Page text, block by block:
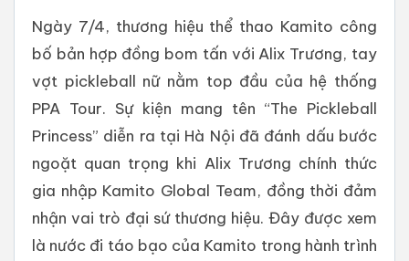
Ngày 7/4, thương hiệu thể thao Kamito công
bố bản hợp đồng bom tấn với Alix Trương, tay
vợt pickleball nữ nằm top đầu của hệ thống
PPA Tour. Sự kiện mang tên “The Pickleball
Princess” diễn ra tại Hà Nội đã đánh dấu bước
ngoặt quan trọng khi Alix Trương chính thức
gia nhập Kamito Global Team, đồng thời đảm
nhận vai trò đại sứ thương hiệu. Đây được xem
là nước đi táo bạo của Kamito trong hành trình